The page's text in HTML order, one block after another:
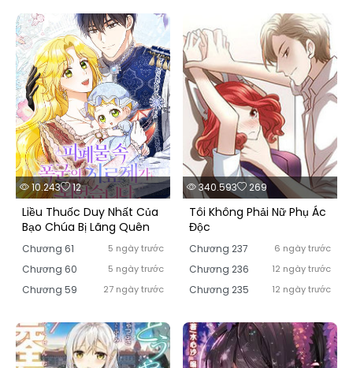
10.243 12
Liều Thuốc Duy Nhất Của
Bạo Chúa Bị Lãng Quên
Chương 61 5 ngày trước
Chương 60 5 ngày trước
Chương 59 27 ngày trước
340.593 269
Tôi Không Phải Nữ Phụ Ác
Độc
Chương 237 6 ngày trước
Chương 236 12 ngày trước
Chương 235 12 ngày trước